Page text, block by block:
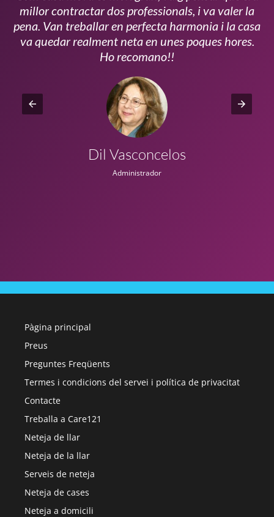
millor contractar dos professionals, i va valer la
pena. Van treballar en perfecta harmonia i la casa
va quedar realment neta en unes poques hores.
Ho recomano!!
Dil Vasconcelos
Administrador
Pàgina principal
Preus
Preguntes Freqüents
Termes i condicions del servei i política de privacitat
Contacte
Treballa a Care121
Neteja de llar
Neteja de la llar
Serveis de neteja
Neteja de cases
Neteja a domicili